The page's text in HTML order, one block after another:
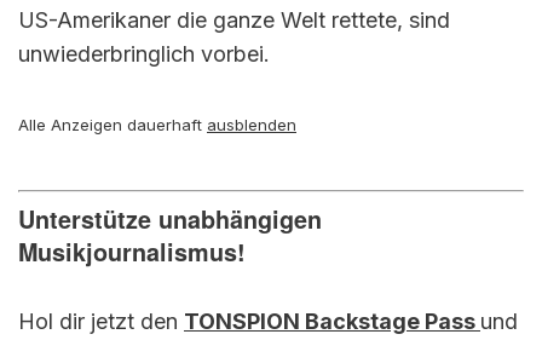
US-Amerikaner die ganze Welt rettete, sind
unwiederbringlich vorbei.
Alle Anzeigen dauerhaft ausblenden
Unterstütze unabhängigen
Musikjournalismus!
Hol dir jetzt den TONSPION Backstage Pass und